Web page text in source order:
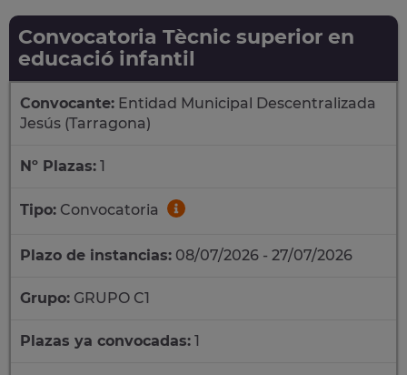
Convocatoria Tècnic superior en
educació infantil
Convocante: Entidad Municipal Descentralizada
Jesús (Tarragona)
Nº Plazas: 1
Tipo: Convocatoria
Plazo de instancias: 08/07/2026 - 27/07/2026
Grupo: GRUPO C1
Plazas ya convocadas: 1